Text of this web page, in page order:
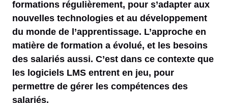
formations régulièrement, pour s’adapter aux
nouvelles technologies et au développement
du monde de l’apprentissage. L’approche en
matière de formation a évolué, et les besoins
des salariés aussi. C’est dans ce contexte que
les logiciels LMS entrent en jeu, pour
permettre de gérer les compétences des
salariés.